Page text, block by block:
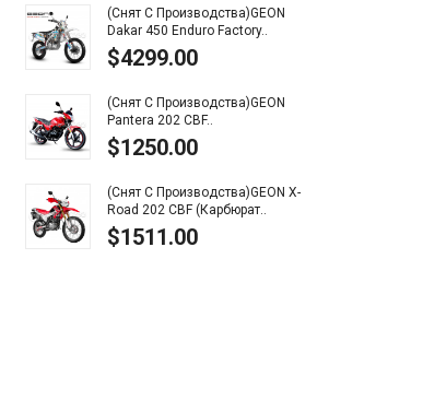
(Снят С Производства)GEON
Dakar 450 Enduro Factory..
$4299.00
(Снят С Производства)GEON
Pantera 202 CBF..
$1250.00
(Снят С Производства)GEON X-
Road 202 CBF (карбюрат..
$1511.00